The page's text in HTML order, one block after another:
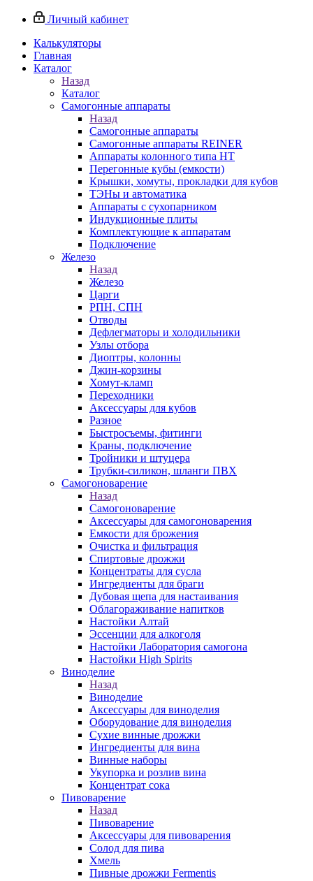
Личный кабинет
Калькуляторы
Главная
Каталог
Назад
Каталог
Самогонные аппараты
Назад
Самогонные аппараты
Самогонные аппараты REINER
Аппараты колонного типа НТ
Перегонные кубы (емкости)
Крышки, хомуты, прокладки для кубов
ТЭНы и автоматика
Аппараты с сухопарником
Индукционные плиты
Комплектующие к аппаратам
Подключение
Железо
Назад
Железо
Царги
РПН, СПН
Отводы
Дефлегматоры и холодильники
Узлы отбора
Диоптры, колонны
Джин-корзины
Хомут-кламп
Переходники
Аксессуары для кубов
Разное
Быстросъемы, фитинги
Краны, подключение
Тройники и штуцера
Трубки-силикон, шланги ПВХ
Самогоноварение
Назад
Самогоноварение
Аксессуары для самогоноварения
Емкости для брожения
Очистка и фильтрация
Спиртовые дрожжи
Концентраты для сусла
Ингредиенты для браги
Дубовая щепа для настаивания
Облагораживание напитков
Настойки Алтай
Эссенции для алкоголя
Настойки Лаборатория самогона
Настойки High Spirits
Виноделие
Назад
Виноделие
Аксессуары для виноделия
Оборудование для виноделия
Сухие винные дрожжи
Ингредиенты для вина
Винные наборы
Укупорка и розлив вина
Концентрат сока
Пивоварение
Назад
Пивоварение
Аксессуары для пивоварения
Солод для пива
Хмель
Пивные дрожжи Fermentis